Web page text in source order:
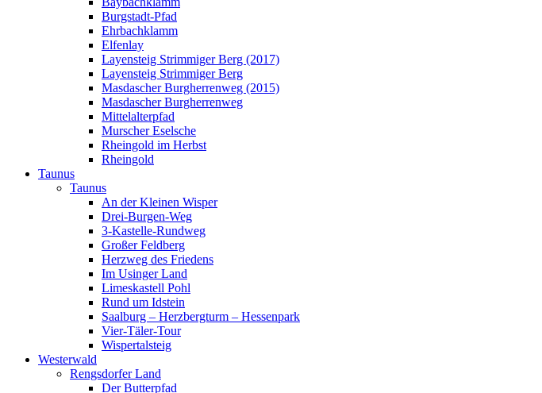
Burgstadt-Pfad
Ehrbachklamm
Elfenlay
Layensteig Strimmiger Berg (2017)
Layensteig Strimmiger Berg
Masdascher Burgherrenweg (2015)
Masdascher Burgherrenweg
Mittelalterpfad
Murscher Eselsche
Rheingold im Herbst
Rheingold
Taunus
Taunus
An der Kleinen Wisper
Drei-Burgen-Weg
3-Kastelle-Rundweg
Großer Feldberg
Herzweg des Friedens
Im Usinger Land
Limeskastell Pohl
Rund um Idstein
Saalburg – Herzbergturm – Hessenpark
Vier-Täler-Tour
Wispertalsteig
Westerwald
Rengsdorfer Land
Der Butterpfad